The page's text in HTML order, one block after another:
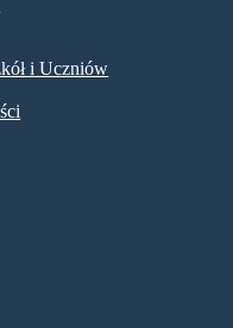
i Uczniów